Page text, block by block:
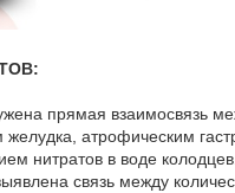
прямая взаимосвязь
желудка, атрофическим
нитратов в воде
связь между